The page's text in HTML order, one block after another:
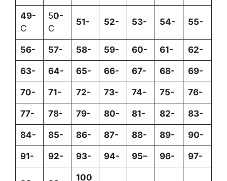
49-
C
50-
C
51- 52- 53- 54- 55-
56- 57- 58- 59- 60- 61- 62-
63- 64- 65- 66- 67- 68- 69-
70- 71- 72- 73- 74- 75- 76-
77- 78- 79- 80- 81- 82- 83-
84- 85- 86- 87- 88- 89- 90-
91- 92- 93- 94- 95– 96- 97-
100